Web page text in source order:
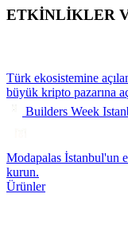
ETKİNLİKLER
Türk ekosistemine
büyük kripto pazarına
Builders Week
Modapalas İstanbul'un
kurun.
Ürünler